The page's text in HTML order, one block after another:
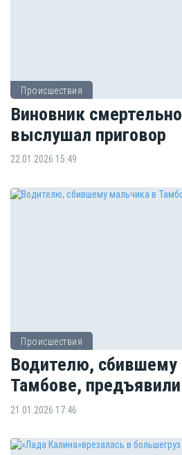
Происшествия
Виновник
выслушал приговор
22.01.2026 15:49
Происшествия
Водителю, сбившему
Тамбове,
21.01.2026 17:46